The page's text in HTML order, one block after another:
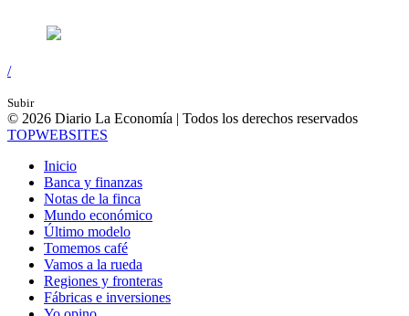
/
Subir
© 2026 Diario La Economía | Todos los derechos reservados
TOPWEBSITES
Inicio
Banca y finanzas
Notas de la finca
Mundo económico
Último modelo
Tomemos café
Vamos a la rueda
Regiones y fronteras
Fábricas e inversiones